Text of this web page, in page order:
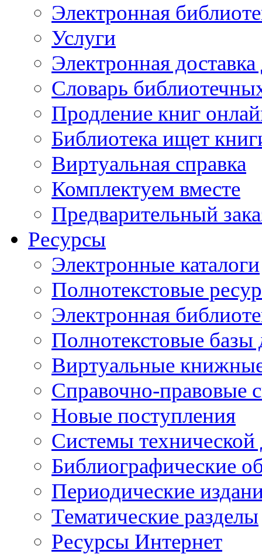
Электронная
Услуги
Электронная
Словарь
Продление книг
Библиотека ищет
Виртуальная справка
Комплектуем вместе
Предварительный
Ресурсы
Электронные каталоги
Полнотекстовые
Электронная
Полнотекстовые
Виртуальные
Справочно-правовые
Новые поступления
Cистемы
Библиографические
Периодические
Тематические разделы
Ресурсы Интернет